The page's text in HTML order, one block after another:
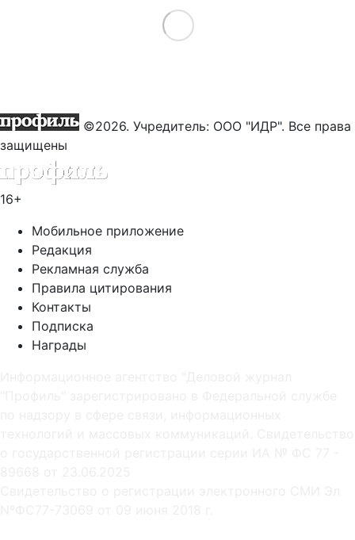
Load More
©2026. Учредитель: ООО "ИДР". Все права
защищены
16+
Мобильное приложение
Редакция
Рекламная служба
Правила цитирования
Контакты
Подписка
Награды